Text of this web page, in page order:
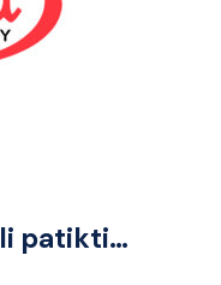
patikti…